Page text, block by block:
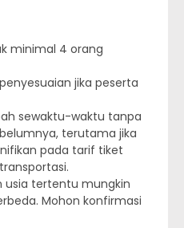
minimal 4 orang
jika peserta
sewaktu-waktu tanpa
terutama jika
pada tarif tiket
usia tertentu mungkin
Mohon konfirmasi